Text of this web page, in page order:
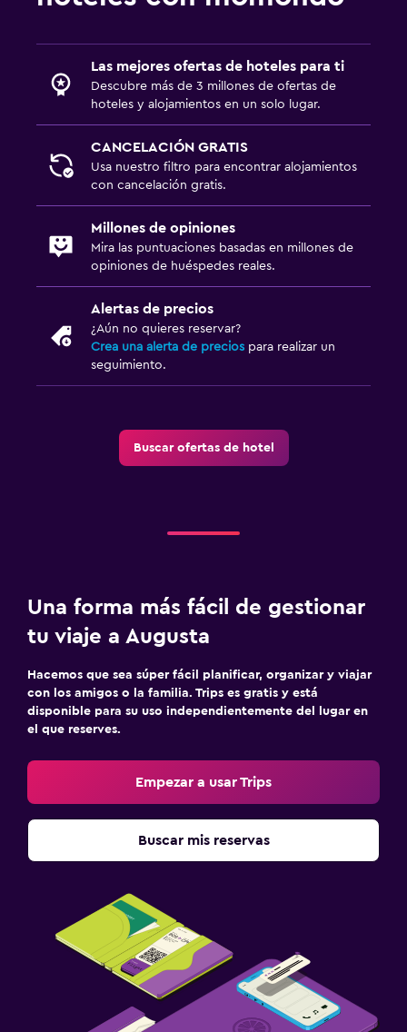
Las mejores ofertas de hoteles para ti
Descubre más de 3 millones de ofertas de
hoteles y alojamientos en un solo lugar.
CANCELACIÓN GRATIS
Usa nuestro filtro para encontrar alojamientos
con cancelación gratis.
Millones de opiniones
Mira las puntuaciones basadas en millones de
opiniones de huéspedes reales.
Alertas de precios
¿Aún no quieres reservar?
Crea una alerta de precios para realizar un
seguimiento.
Buscar ofertas de hotel
Una forma más fácil de gestionar
tu viaje a Augusta
Hacemos que sea súper fácil planificar, organizar y viajar
con los amigos o la familia. Trips es gratis y está
disponible para su uso independientemente del lugar en
el que reserves.
Empezar a usar Trips
Buscar mis reservas